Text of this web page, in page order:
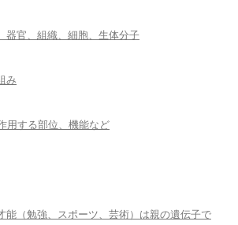
器官、組織、細胞、生体分子
み
用する部位、機能など
能（勉強、スポーツ、芸術）は親の遺伝子で